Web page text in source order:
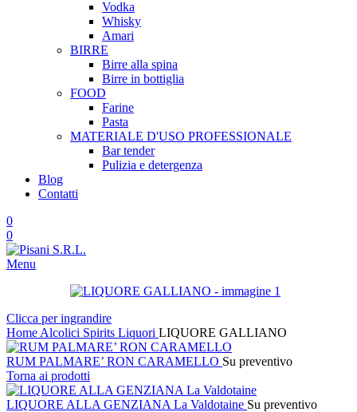
Vodka
Whisky
Amari
BIRRE
Birre alla spina
Birre in bottiglia
FOOD
Farine
Pasta
MATERIALE D'USO PROFESSIONALE
Bar tender
Pulizia e detergenza
Blog
Contatti
0
0
Menu
Clicca per ingrandire
Home Alcolici Spirits Liquori LIQUORE GALLIANO
RUM PALMARE’ RON CARAMELLO Su preventivo
Torna ai prodotti
LIQUORE ALLA GENZIANA La Valdotaine Su preventivo